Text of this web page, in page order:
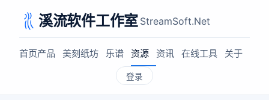
溪流软件工作室 StreamSoft.Net
首页产品 美刻纸坊 乐谱 资源 资讯 在线工具 关于
登录